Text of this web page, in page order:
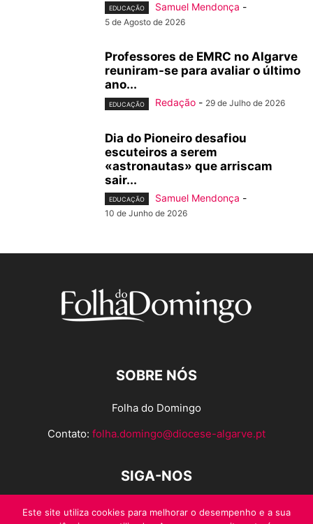
EDUCAÇÃO Samuel Mendonça -
5 de Agosto de 2026
Professores de EMRC no Algarve
reuniram-se para avaliar o último
ano...
EDUCAÇÃO Redação - 29 de Julho de 2026
Dia do Pioneiro desafiou
escuteiros a serem
«astronautas» que arriscam
sair...
EDUCAÇÃO Samuel Mendonça -
10 de Junho de 2026
SOBRE NÓS
Folha do Domingo
Contato: folha.domingo@diocese-algarve.pt
SIGA-NOS
Este site utiliza cookies para melhorar o desempenho e a sua